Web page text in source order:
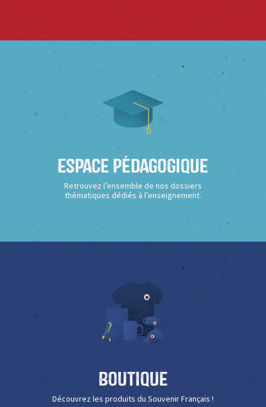
Espace Pédagogique
Retrouvez l’ensemble de nos dossiers
thématiques dédiés à l’enseignement.
Boutique
Découvrez les produits du Souvenir Français !